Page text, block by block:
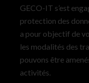
GECO-IT s’est
protection des
a pour objectif de
les modalités des
pouvons être
activités.